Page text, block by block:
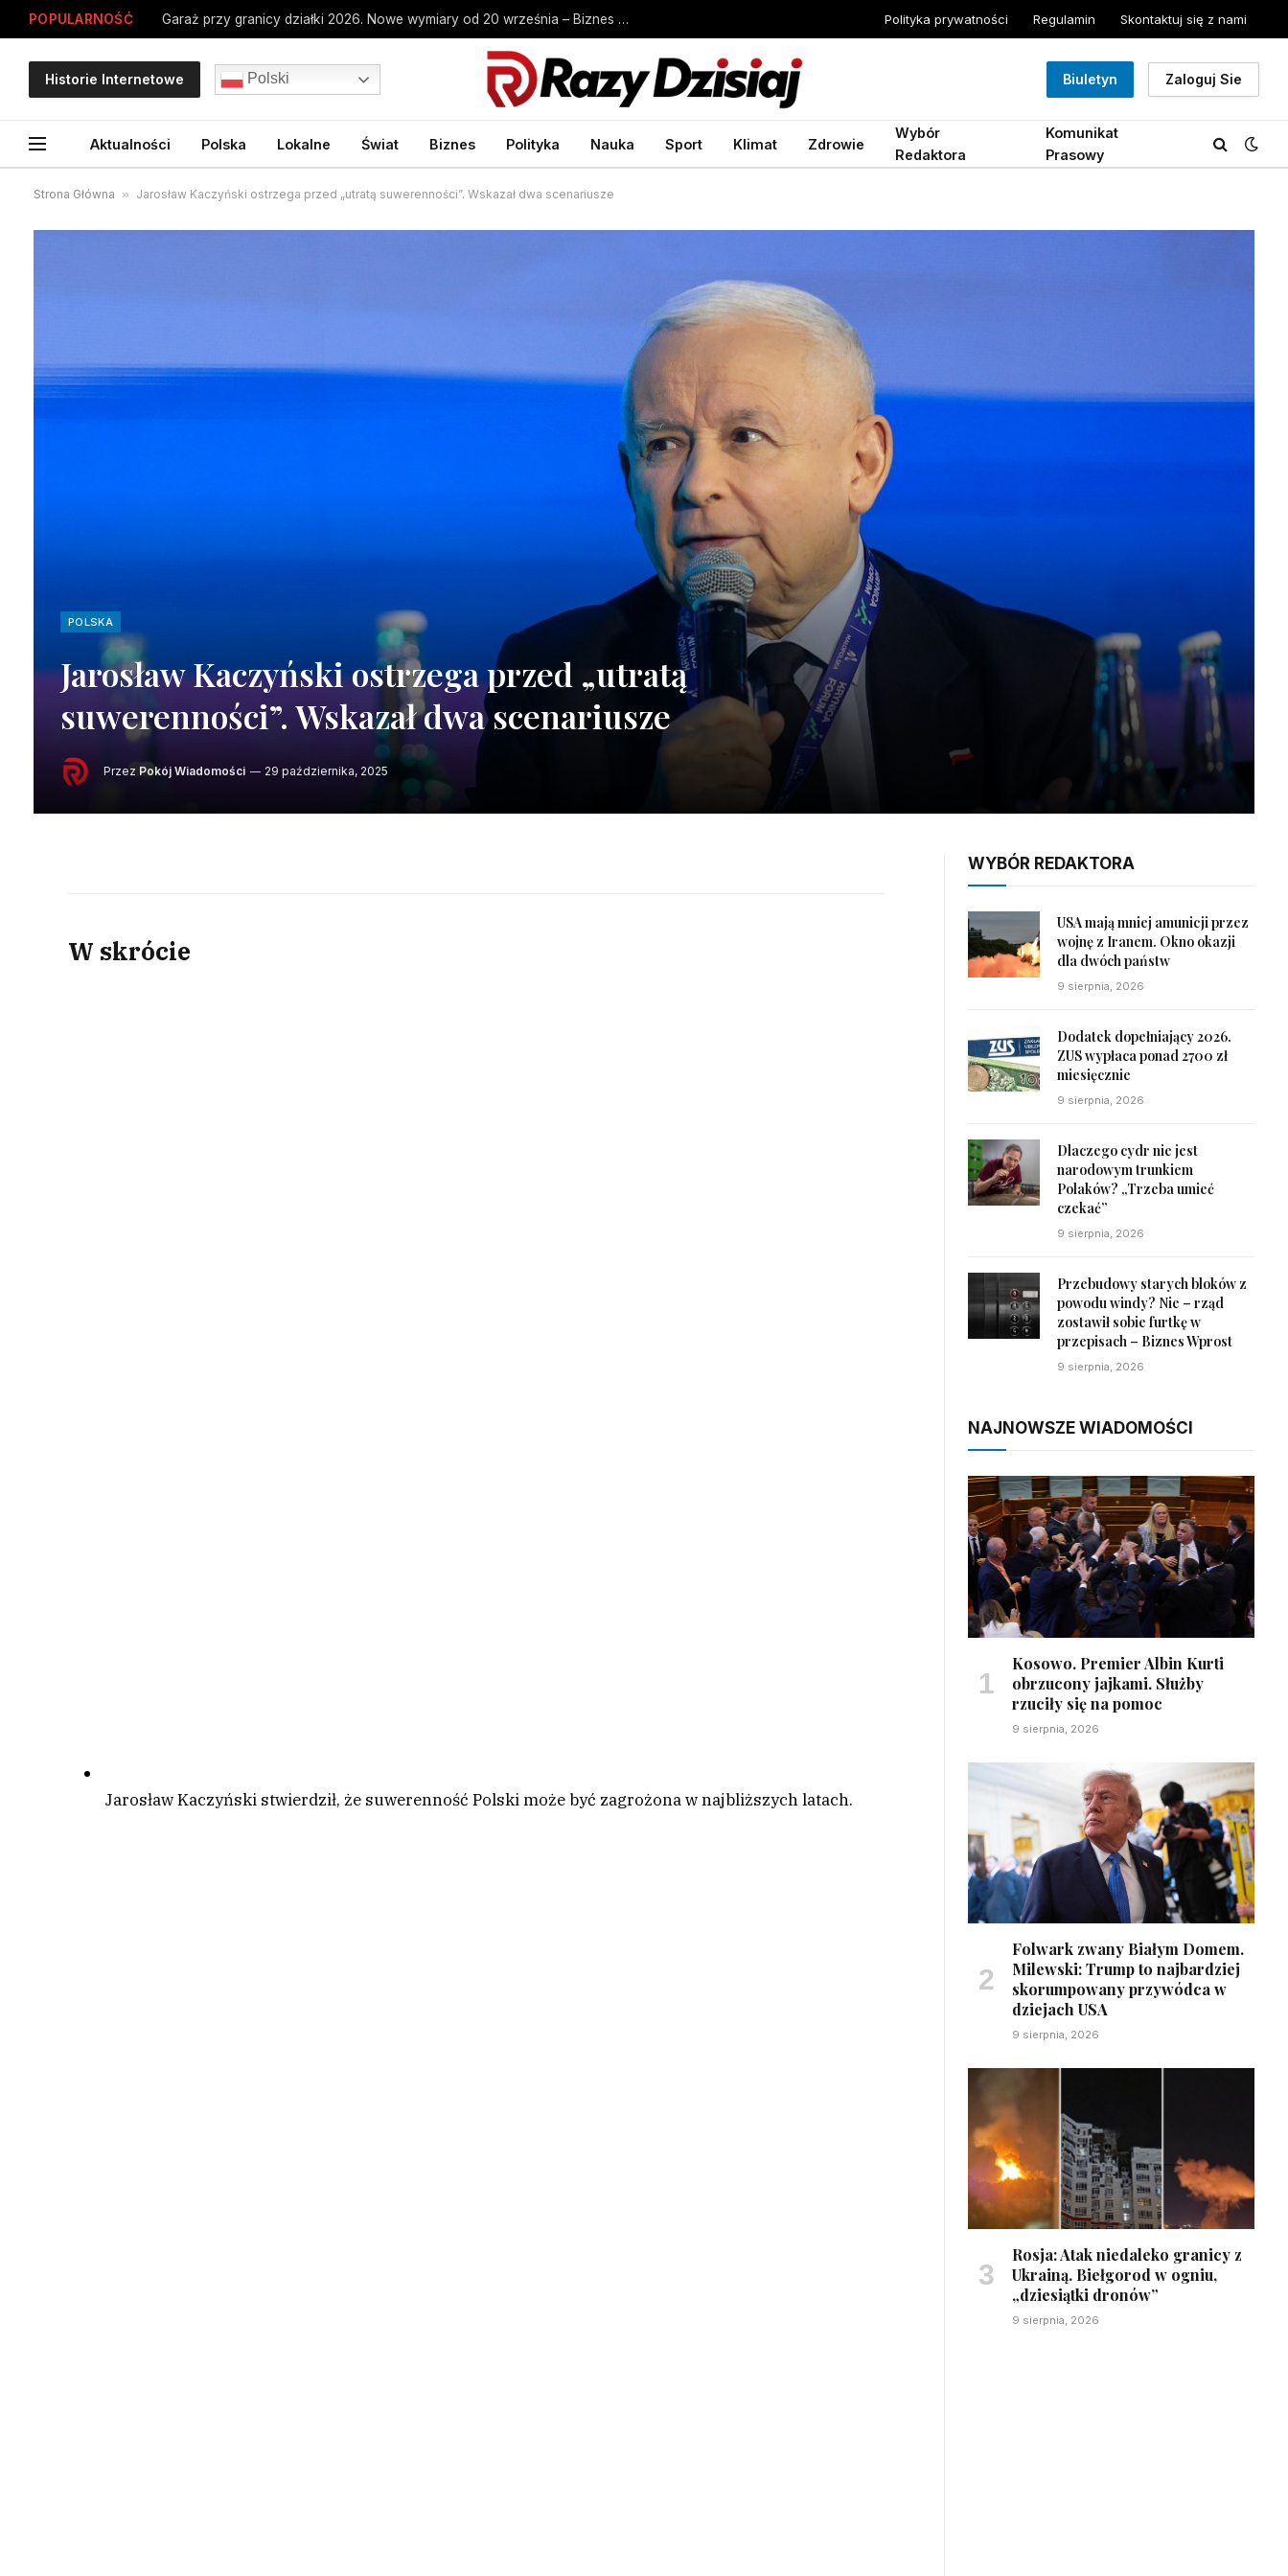
POPULARNOŚĆ Garaż przy granicy działki 2026. Nowe wymiary od 20 września – Biznes Wprost Polityka prywatności Regulamin Skontaktuj się z nami
Historie Internetowe Polski Biuletyn Zaloguj Sie
Aktualności Polska Lokalne Świat Biznes Polityka Nauka Sport Klimat Zdrowie
Wybór
Redaktora
Komunikat
Prasowy
Strona Główna » Jarosław Kaczyński ostrzega przed „utratą suwerenności”. Wskazał dwa scenariusze
POLSKA
Jarosław Kaczyński ostrzega przed „utratą
suwerenności”. Wskazał dwa scenariusze
Przez Pokój Wiadomości 29 października, 2025
W skrócie
Jarosław Kaczyński stwierdził, że suwerenność Polski może być zagrożona w najbliższych latach.
WYBÓR REDAKTORA
USA mają mniej amunicji przez
wojnę z Iranem. Okno okazji
dla dwóch państw
9 sierpnia, 2026
Dodatek dopełniający 2026.
ZUS wypłaca ponad 2700 zł
miesięcznie
9 sierpnia, 2026
Dlaczego cydr nie jest
narodowym trunkiem
Polaków? „Trzeba umieć
czekać”
9 sierpnia, 2026
Przebudowy starych bloków z
powodu windy? Nie – rząd
zostawił sobie furtkę w
przepisach – Biznes Wprost
9 sierpnia, 2026
NAJNOWSZE WIADOMOŚCI
Kosowo. Premier Albin Kurti
obrzucony jajkami. Służby
rzuciły się na pomoc
9 sierpnia, 2026
Folwark zwany Białym Domem.
Milewski: Trump to najbardziej
skorumpowany przywódca w
dziejach USA
9 sierpnia, 2026
Rosja: Atak niedaleko granicy z
Ukrainą. Biełgorod w ogniu,
„dziesiątki dronów”
9 sierpnia, 2026